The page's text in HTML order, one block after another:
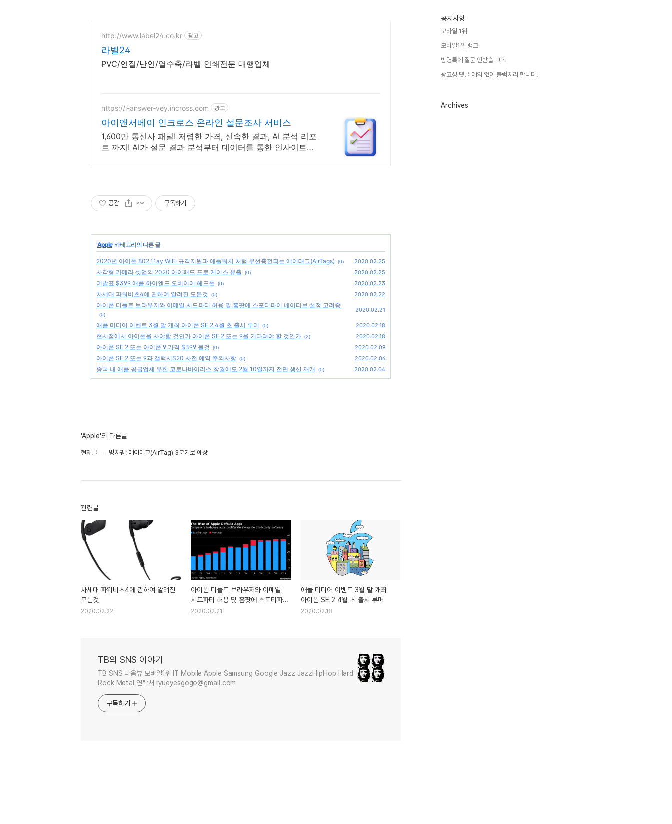
http://www.label24.co.kr 광고
라벨24
PVC/연질/난연/열수축/라벨 인쇄전문 대행업체
https://i-answer-vey.incross.com 광고
아이앤서베이 인크로스 온라인 설문조사 서비스
1,600만 통신사 패널! 저렴한 가격, 신속한 결과, AI 분석 리포
트 까지! AI가 설문 결과 분석부터 데이터를 통한 인사이트까
공감 구독하기
'Apple' 카테고리의 다른 글
2020년 아이폰 802.11ay WiFi 규격지원과 애플워치 처럼 무선충전되는 에어태그(AirTags) (0) 2020.02.25
사각형 카메라 셋업의 2020 아이패드 프로 케이스 유출 (0) 2020.02.25
미발표 $399 애플 하이엔드 오버이어 헤드폰 (0) 2020.02.23
차세대 파워비츠4에 관하여 알려진 모든것 (0) 2020.02.22
아이폰 디폴트 브라우저와 이메일 서드파티 허용 및 홈팟에 스포티파이 네이티브 설정 고려중
(0)
2020.02.21
애플 미디어 이벤트 3월 말 개최 아이폰 SE 2 4월 초 출시 루머 (0) 2020.02.18
현시점에서 아이폰을 사야할 것인가 아이폰 SE 2 또는 9을 기다려야 할 것인가 (2) 2020.02.18
아이폰 SE 2 또는 아이폰 9 가격 $399 될것 (0) 2020.02.09
아이폰 SE 2 또는 9과 갤럭시S20 사전 예약 주의사항 (0) 2020.02.06
중국 내 애플 공급업체 우한 코로나바이러스 창궐에도 2월 10일까지 전면 생산 재개 (0) 2020.02.04
'Apple'의 다른글
현재글 밍치궈: 에어태그(AirTag) 3분기로 예상
관련글
차세대 파워비츠4에 관하여 알려진
모든것
2020.02.22
아이폰 디폴트 브라우저와 이메일
서드파티 허용 및 홈팟에 스포티파이
네이티브 설정 고려중
2020.02.21
애플 미디어 이벤트 3월 말 개최
아이폰 SE 2 4월 초 출시 루머
2020.02.18
TB의 SNS 이야기
TB SNS 다음뷰 모바일1위 IT Mobile Apple Samsung Google Jazz JazzHipHop Hard
Rock Metal 연락처 ryueyesgogo@gmail.com
구독하기
공지사항
모바일 1위
모바일1위 랭크
방명록에 질문 안받습니다.
광고성 댓글 예외 없이 블럭처리 합니다.
Archives